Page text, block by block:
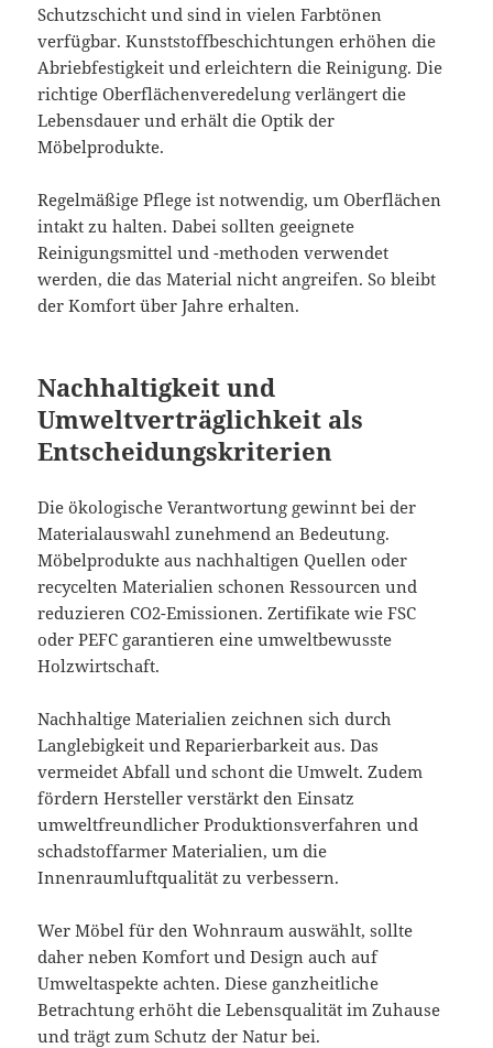
Schutzschicht und sind in vielen Farbtönen
verfügbar. Kunststoffbeschichtungen erhöhen die
Abriebfestigkeit und erleichtern die Reinigung. Die
richtige Oberflächenveredelung verlängert die
Lebensdauer und erhält die Optik der
Möbelprodukte.
Regelmäßige Pflege ist notwendig, um Oberflächen
intakt zu halten. Dabei sollten geeignete
Reinigungsmittel und -methoden verwendet
werden, die das Material nicht angreifen. So bleibt
der Komfort über Jahre erhalten.
Nachhaltigkeit und
Umweltverträglichkeit als
Entscheidungskriterien
Die ökologische Verantwortung gewinnt bei der
Materialauswahl zunehmend an Bedeutung.
Möbelprodukte aus nachhaltigen Quellen oder
recycelten Materialien schonen Ressourcen und
reduzieren CO2-Emissionen. Zertifikate wie FSC
oder PEFC garantieren eine umweltbewusste
Holzwirtschaft.
Nachhaltige Materialien zeichnen sich durch
Langlebigkeit und Reparierbarkeit aus. Das
vermeidet Abfall und schont die Umwelt. Zudem
fördern Hersteller verstärkt den Einsatz
umweltfreundlicher Produktionsverfahren und
schadstoffarmer Materialien, um die
Innenraumluftqualität zu verbessern.
Wer Möbel für den Wohnraum auswählt, sollte
daher neben Komfort und Design auch auf
Umweltaspekte achten. Diese ganzheitliche
Betrachtung erhöht die Lebensqualität im Zuhause
und trägt zum Schutz der Natur bei.